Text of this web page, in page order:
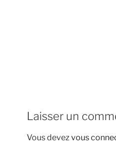
Laisser un
Vous devezvous